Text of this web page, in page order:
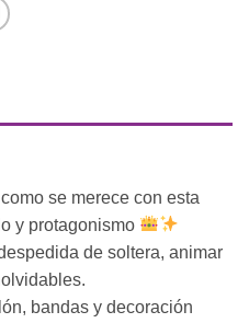
se merece con esta
y protagonismo
de soltera, animar
bandas y decoración